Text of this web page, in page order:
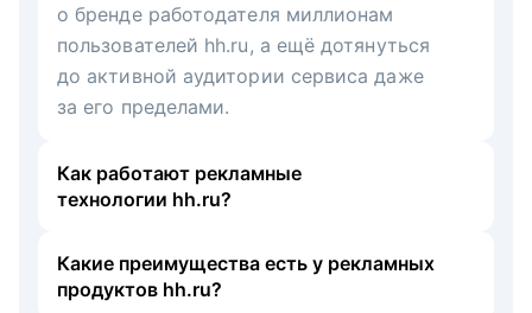
о бренде работодателя миллионам
пользователей hh.ru, а ещё дотянуться
до активной аудитории сервиса даже
за его пределами.
Как работают рекламные
технологии hh.ru?
Какие преимущества есть у рекламных
продуктов hh.ru?